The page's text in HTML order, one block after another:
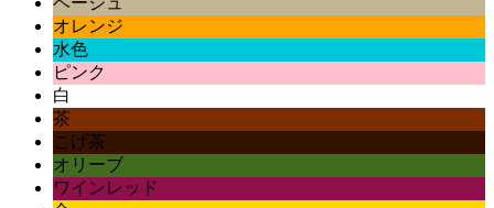
オレンジ
水色
ピンク
白
茶
こげ茶
オリーブ
ワインレッド